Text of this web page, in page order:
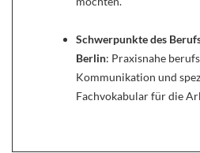
Schwerpunkte des
Berlin: Praxisnahe
Kommunikation und
Fachvokabular für die